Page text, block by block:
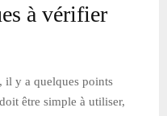
à vérifier
il y a quelques points
être simple à utiliser,